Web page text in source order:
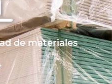
de materiales